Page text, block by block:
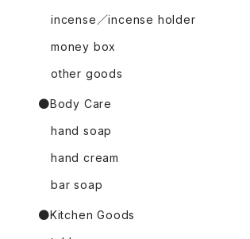
incense／incense holder
money box
other goods
●Body Care
hand soap
hand cream
bar soap
●Kitchen Goods